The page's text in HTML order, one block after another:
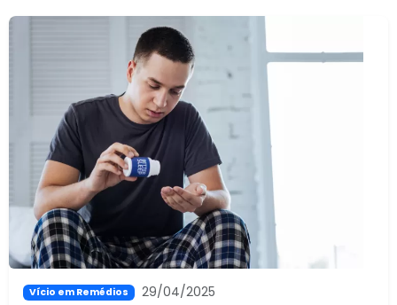
Vício em Remédios 29/04/2025